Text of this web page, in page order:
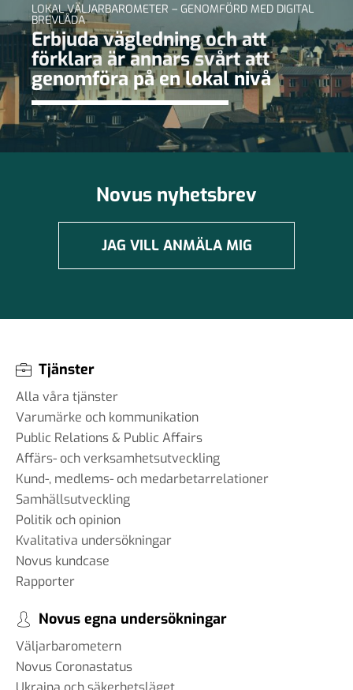
LOKAL VÄLJARBAROMETER – GENOMFÖRD MED DIGITAL
BREVLÅDA
Erbjuda vägledning och att
förklara är annars svårt att
genomföra på en lokal nivå
Novus nyhetsbrev
JAG VILL ANMÄLA MIG
Tjänster
Alla våra tjänster
Varumärke och kommunikation
Public Relations & Public Affairs
Affärs- och verksamhetsutveckling
Kund-, medlems- och medarbetarrelationer
Samhällsutveckling
Politik och opinion
Kvalitativa undersökningar
Novus kundcase
Rapporter
Novus egna undersökningar
Väljarbarometern
Novus Coronastatus